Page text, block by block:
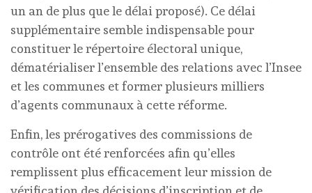
un an de plus que le délai proposé). Ce délai
supplémentaire semble indispensable pour
constituer le répertoire électoral unique,
dématérialiser l’ensemble des relations avec l’Insee
et les communes et former plusieurs milliers
d’agents communaux à cette réforme.
Enfin, les prérogatives des commissions de
contrôle ont été renforcées afin qu’elles
remplissent plus efficacement leur mission de